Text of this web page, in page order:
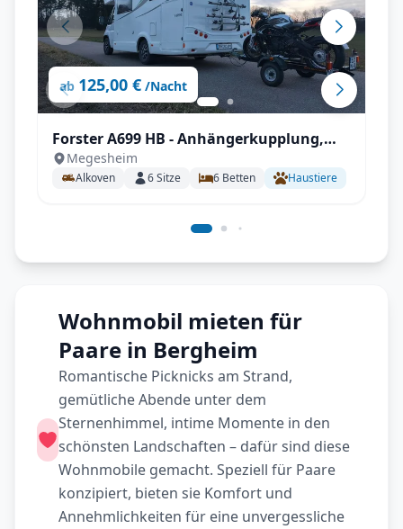
ab 125,00 € /Nacht
Forster A699 HB - Anhängerkupplung,
Markise, Fahrradträger,
Fahrerhausverdunklung uvm.
Megesheim
Alkoven 6Sitze 6 Betten Haustiere
Wohnmobil mieten für
Paare in Bergheim
Romantische Picknicks am Strand,
gemütliche Abende unter dem
Sternenhimmel, intime Momente in den
schönsten Landschaften – dafür sind diese
Wohnmobile gemacht. Speziell für Paare
konzipiert, bieten sie Komfort und
Annehmlichkeiten für eine unvergessliche